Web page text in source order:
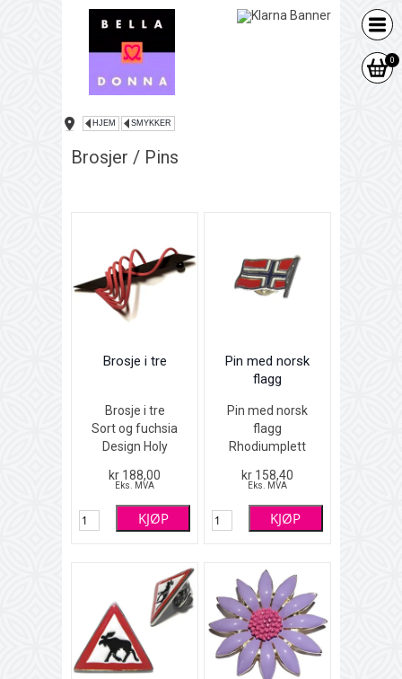
0
HJEM SMYKKER
Brosjer / Pins
Brosje i tre
Brosje i tre
Sort og fuchsia
Design Holy
9 x 4 x 4 cm
kr 188,00
Eks. MVA
KJØP
Pin med norsk
flagg
Pin med norsk
flagg
Rhodiumplett
rød, hvit og
1,3 x 1,6 cm
kr 158,40
Eks. MVA
KJØP